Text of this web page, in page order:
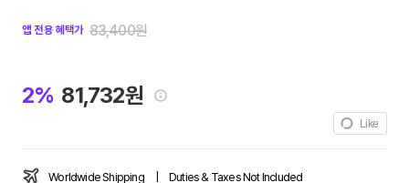
앱 전용 혜택가 83,400원
2% 81,732원
Like
Worldwide Shipping Duties & Taxes Not Included